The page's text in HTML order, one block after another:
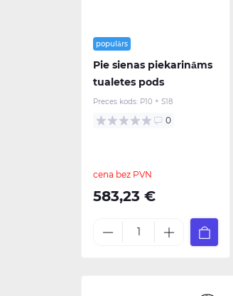
populārs
Pie sienas piekarināms
tualetes pods
Preces kods: P10 + S18
0
cena bez PVN
583,23 €